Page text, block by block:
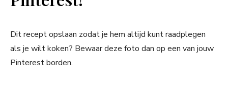
Dit recept opslaan zodat je hem altijd kunt raadplegen
als je wilt koken? Bewaar deze foto dan op een van jouw
Pinterest borden.